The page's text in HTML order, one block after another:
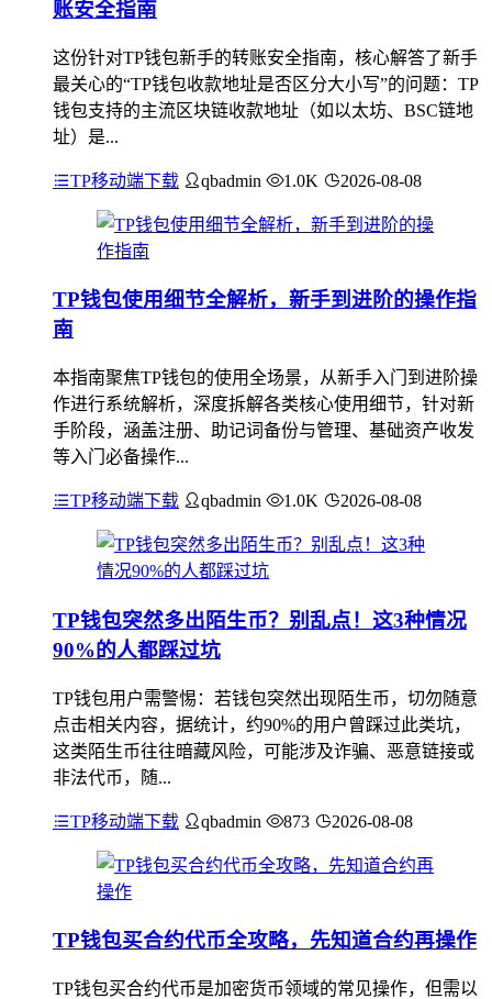
账安全指南
这份针对TP钱包新手的转账安全指南，核心解答了新手
最关心的“TP钱包收款地址是否区分大小写”的问题：TP
钱包支持的主流区块链收款地址（如以太坊、BSC链地
址）是...
TP移动端下载 qbadmin 1.0K 2026-08-08
TP钱包使用细节全解析，新手到进阶的操作指
南
本指南聚焦TP钱包的使用全场景，从新手入门到进阶操
作进行系统解析，深度拆解各类核心使用细节，针对新
手阶段，涵盖注册、助记词备份与管理、基础资产收发
等入门必备操作...
TP移动端下载 qbadmin 1.0K 2026-08-08
TP钱包突然多出陌生币？别乱点！这3种情况
90%的人都踩过坑
TP钱包用户需警惕：若钱包突然出现陌生币，切勿随意
点击相关内容，据统计，约90%的用户曾踩过此类坑，
这类陌生币往往暗藏风险，可能涉及诈骗、恶意链接或
非法代币，随...
TP移动端下载 qbadmin 873 2026-08-08
TP钱包买合约代币全攻略，先知道合约再操作
TP钱包买合约代币是加密货币领域的常见操作，但需以